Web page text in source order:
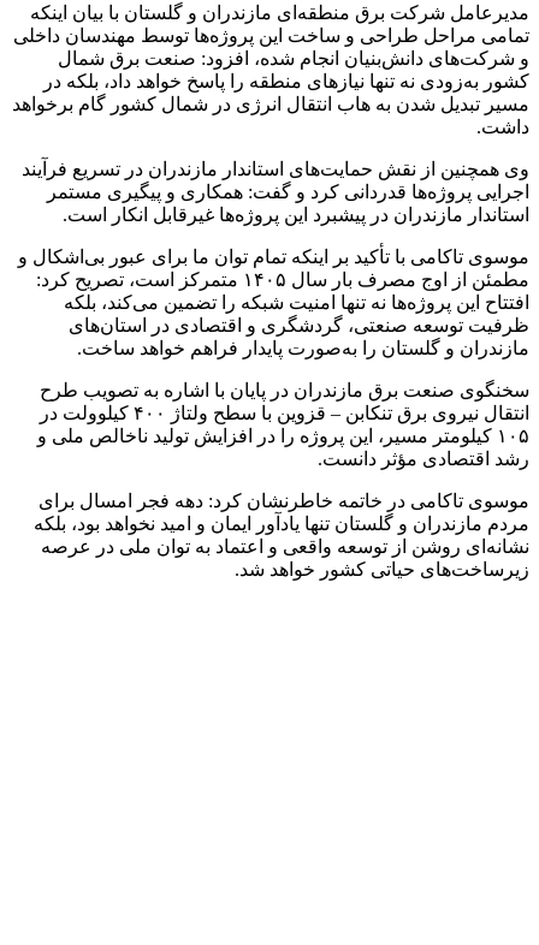
مدیرعامل شرکت برق منطقه‌ای مازندران و گلستان با بیان اینکه
تمامی مراحل طراحی و ساخت این پروژه‌ها توسط مهندسان داخلی
و شرکت‌های دانش‌بنیان انجام شده، افزود: صنعت برق شمال
کشور به‌زودی نه تنها نیازهای منطقه را پاسخ خواهد داد، بلکه در
مسیر تبدیل شدن به هاب انتقال انرژی در شمال کشور گام برخواهد
داشت.
وی همچنین از نقش حمایت‌های استاندار مازندران در تسریع فرآیند
اجرایی پروژه‌ها قدردانی کرد و گفت: همکاری و پیگیری مستمر
استاندار مازندران در پیشبرد این پروژه‌ها غیرقابل انکار است.
موسوی تاکامی با تأکید بر اینکه تمام توان ما برای عبور بی‌اشکال و
مطمئن از اوج مصرف بار سال ۱۴۰۵ متمرکز است، تصریح کرد:
افتتاح این پروژه‌ها نه تنها امنیت شبکه را تضمین می‌کند، بلکه
ظرفیت توسعه صنعتی، گردشگری و اقتصادی در استان‌های
مازندران و گلستان را به‌صورت پایدار فراهم خواهد ساخت.
سخنگوی صنعت برق مازندران در پایان با اشاره به تصویب طرح
انتقال نیروی برق تنکابن – قزوین با سطح ولتاژ ۴۰۰ کیلوولت در
۱۰۵ کیلومتر مسیر، این پروژه را در افزایش تولید ناخالص ملی و
رشد اقتصادی مؤثر دانست.
موسوی تاکامی در خاتمه خاطرنشان کرد: دهه فجر امسال برای
مردم مازندران و گلستان تنها یادآور ایمان و امید نخواهد بود، بلکه
نشانه‌ای روشن از توسعه واقعی و اعتماد به توان ملی در عرصه
زیرساخت‌های حیاتی کشور خواهد شد.